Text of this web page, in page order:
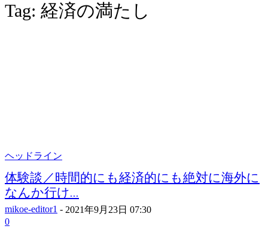
Tag: 経済の満たし
ヘッドライン
体験談／時間的にも経済的にも絶対に海外に
なんか行け...
mikoe-editor1 - 2021年9月23日 07:30
0